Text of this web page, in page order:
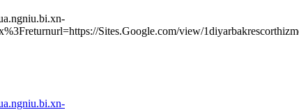
Sites.Google.com/view/